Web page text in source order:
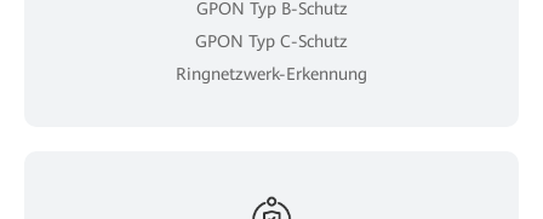
GPON Typ B-Schutz
GPON Typ C-Schutz
Ringnetzwerk-Erkennung